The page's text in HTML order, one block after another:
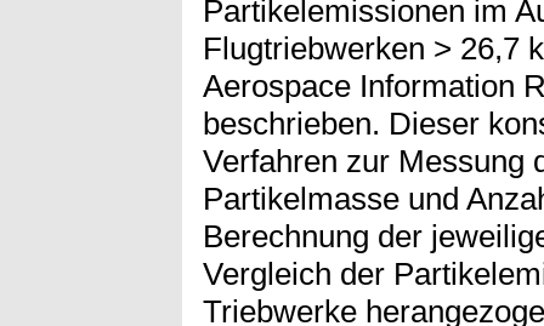
Partikelemissionen im
Flugtriebwerken > 26,7
Aerospace Information
beschrieben. Dieser
Verfahren zur Messung
Partikelmasse und
Berechnung der
Vergleich der
Triebwerke